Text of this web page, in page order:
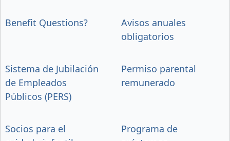
Benefit Questions?
Avisos anuales
obligatorios
Sistema de Jubilación
de Empleados
Públicos (PERS)
Permiso parental
remunerado
Socios para el
Programa de